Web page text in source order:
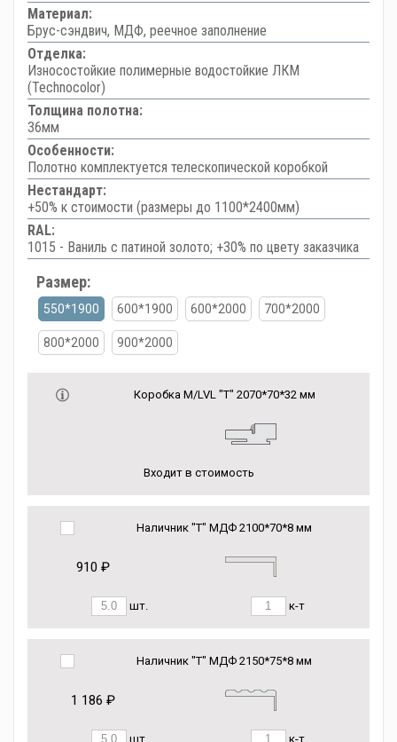
Материал:
Брус-сэндвич, МДФ, реечное заполнение
Отделка:
Износостойкие полимерные водостойкие ЛКМ
(Technocolor)
Толщина полотна:
36мм
Особенности:
Полотно комплектуется телескопической коробкой
Нестандарт:
+50% к стоимости (размеры до 1100*2400мм)
RAL:
1015 - Ваниль с патиной золото; +30% по цвету заказчика
Размер:
550*1900 600*1900 600*2000 700*2000
800*2000 900*2000
Коробка М/LVL "Т" 2070*70*32 мм
Входит в стоимость
Наличник "Т" МДФ 2100*70*8 мм
910 ₽
шт. к-т
Наличник "Т" МДФ 2150*75*8 мм
1 186 ₽
шт. к-т